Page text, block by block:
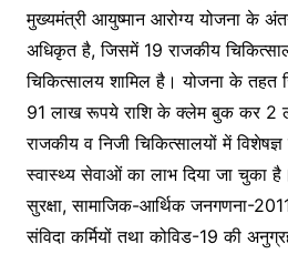
मुख्यमंत्री आयुष्मान आरोग्य योजना के
अधिकृत है, जिसमें 19 राजकीय
चिकित्सालय शामिल है। योजना के
91 लाख रूपये राशि के क्लेम बुक कर 2
राजकीय व निजी चिकित्सालयों में
स्वास्थ्य सेवाओं का लाभ दिया जा चुका है।
सुरक्षा, सामाजिक-आर्थिक जनगणना-
संविदा कर्मियों तथा कोविड-19 की